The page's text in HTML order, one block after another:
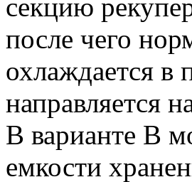
секцию
после чего
охлаждается в
направляется
В варианте В
емкости